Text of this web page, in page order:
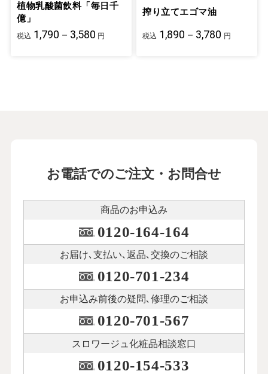
植物乳酸菌飲料「毎日千
億」
税込 1,790－3,580 円
搾り立てエゴマ油
税込 1,890－3,780 円
お電話でのご注文・お問合せ
商品のお申込み
0120-164-164
お届け､支払い､ 返品､交換のご相談
0120-701-234
お申込み前後の疑問､修理のご相談
0120-701-567
スロワージュ化粧品相談窓口
0120-154-533